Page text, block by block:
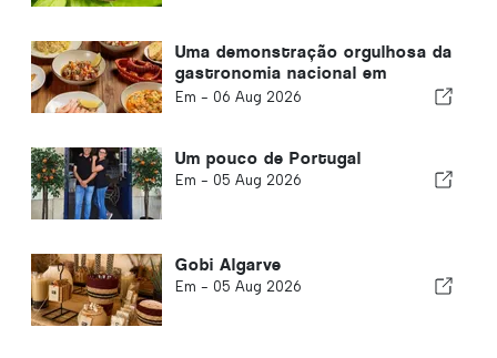
Uma demonstração orgulhosa da
gastronomia nacional em
Albufeira
Em - 06 Aug 2026
Um pouco de Portugal
Em - 05 Aug 2026
Gobi Algarve
Em - 05 Aug 2026